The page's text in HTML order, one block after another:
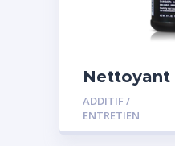
Nettoyant
ADDITIF /
ENTRETIEN